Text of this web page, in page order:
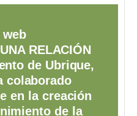
web
RELACIÓN
de Ubrique,
colaborado
en la creación
de la